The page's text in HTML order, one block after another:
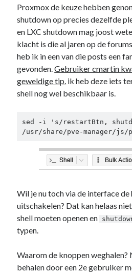
Proxmox de keuze hebben
shutdown op precies dezelfde
en LXC shutdown mag joost
klacht is die al jaren op de
heb ik in een van die posts een
gevonden.Gebruiker cmartin
geweldige tip. ik heb deze iets
shell nog wel beschikbaar is.
sed -i 's/restartBtn,
/usr/share/pve-manager/js/
Wil je nu toch via de interface
uitschakelen? Dat kan helaas
shell moeten openen en
typen.
Waarom de knoppen weghalen?
behalen door een 2e gebruiker